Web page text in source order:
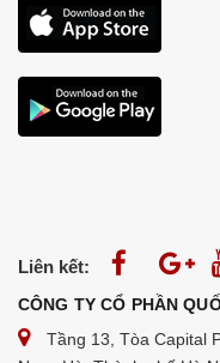
Liên kết:
CÔNG TY CỔ PHẦN
Tầng 13, Tòa Capital